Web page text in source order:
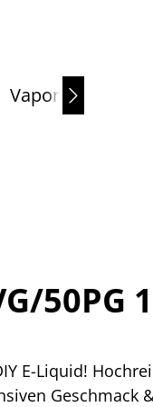
Vaporizer
50PG
E-Liquid!
Geschmack